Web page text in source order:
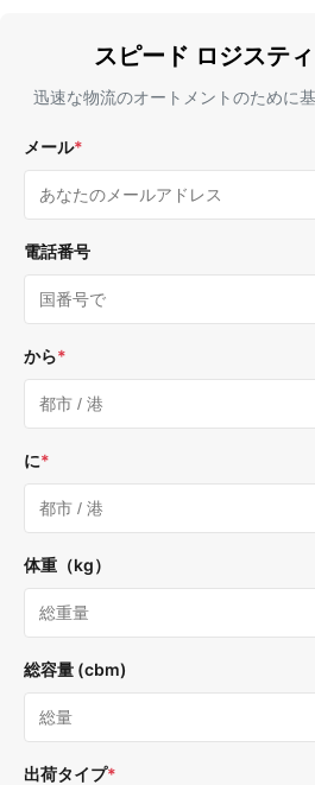
スピード ロジステ
迅速な物流のオートメントのために
メール*
電話番号
から*
に*
体重（kg）
総容量 (cbm)
出荷タイプ*